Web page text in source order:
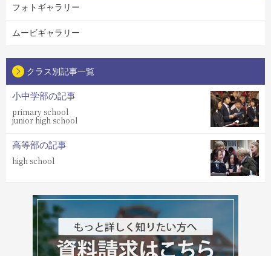
フォトギャラリー
ムービギャラリー
クラス別記事一覧
小中学部の記事
primary school
junior high school
高等部の記事
high school